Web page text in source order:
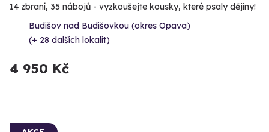
14 zbraní, 35 nábojů - vyzkoušejte kousky, které psaly dějiny!
Budišov nad Budišovkou (okres Opava)
(+ 28 dalších lokalit)
4 950 Kč